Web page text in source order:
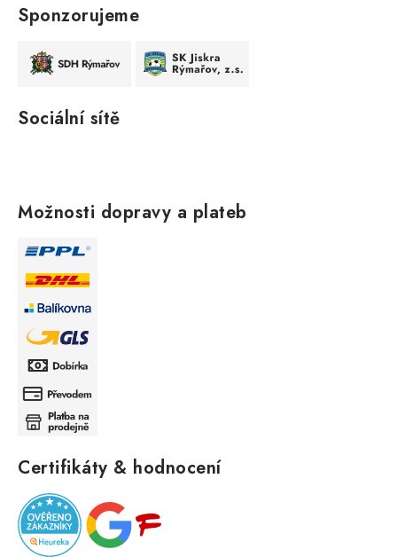
Sponzorujeme
Sociální sítě
Možnosti dopravy a plateb
Certifikáty & hodnocení